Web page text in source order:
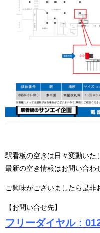
駅看板の空きは日々変動いた
最新の空き情報はお問い合わ
ご興味がございましたら是非
【お問い合せ先】
フリーダイヤル：